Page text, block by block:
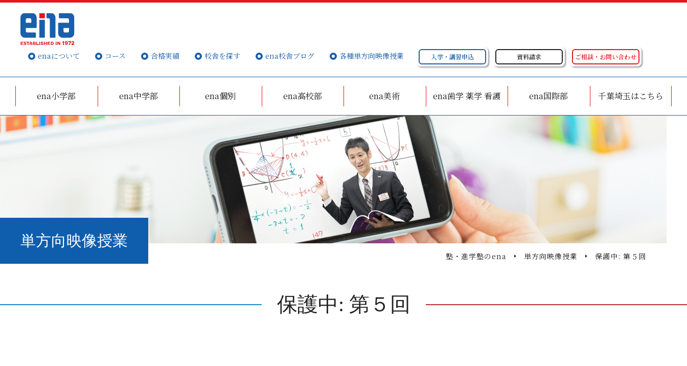
enaについて コース 合格実績 校舎を探す ena校舎ブログ 各種単方向映像授業 入学・講習申込 資料請求 ご相談・お問い合わせ
ena小学部 ena中学部 ena個別 ena高校部 ena美術 ena歯学 薬学 看護 ena国際部 千葉埼玉はこちら
単方向映像授業
塾・進学塾のena 単方向映像授業 保護中: 第５回
保護中: 第５回